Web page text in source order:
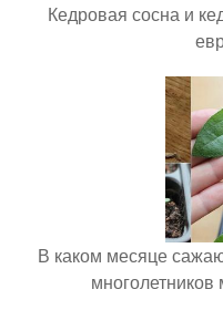
Кедровая сосна и
В каком месяце